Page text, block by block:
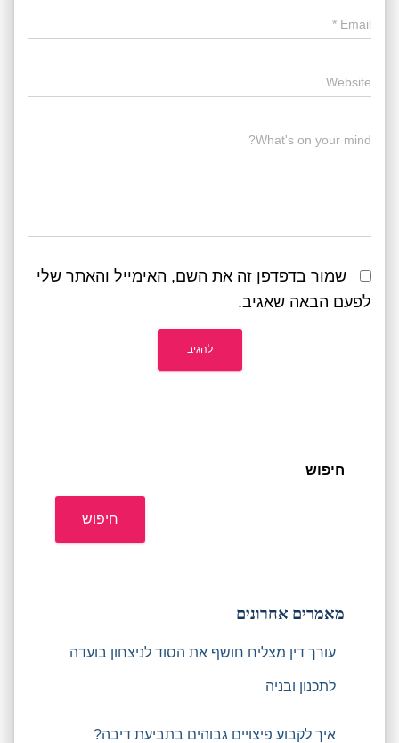
Email
*
Website
What's on your mind?
שמור בדפדפן זה את השם, האימייל והאתר שלי
לפעם הבאה שאגיב.
חיפוש
חיפוש
מאמרים אחרונים
עורך דין מצליח חושף את הסוד לניצחון בועדה
לתכנון ובניה
איך לקבוע פיצויים גבוהים בתביעת דיבה?